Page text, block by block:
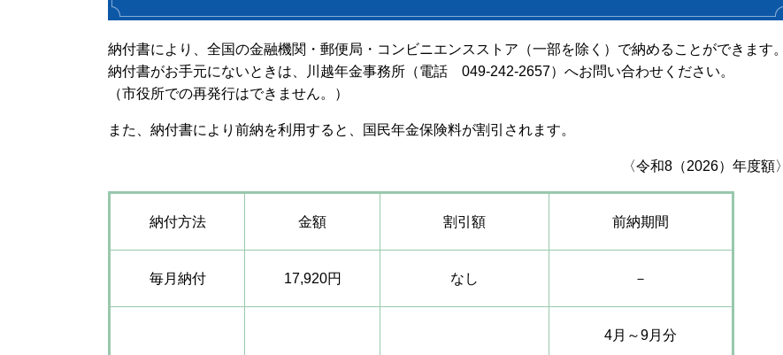
納付書により、全国の金融機関・郵便局・コンビニエンスストア（一部を除く）で納めることができます。
納付書がお手元にないときは、川越年金事務所（電話 049-242-2657）へお問い合わせください。
（市役所での再発行はできません。）
また、納付書により前納を利用すると、国民年金保険料が割引されます。
〈令和8（2026）年度額〉
納付方法 金額 割引額 前納期間
毎月納付 17,920円 なし －
4月～9月分